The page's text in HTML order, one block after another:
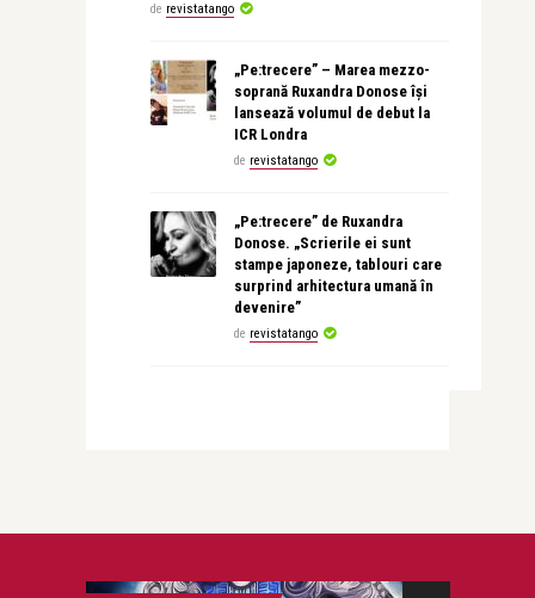
de revistatango
„Pe:trecere” – Marea mezzo-
soprană Ruxandra Donose își
lansează volumul de debut la
ICR Londra
de revistatango
„Pe:trecere” de Ruxandra
Donose. „Scrierile ei sunt
stampe japoneze, tablouri care
surprind arhitectura umană în
devenire”
de revistatango